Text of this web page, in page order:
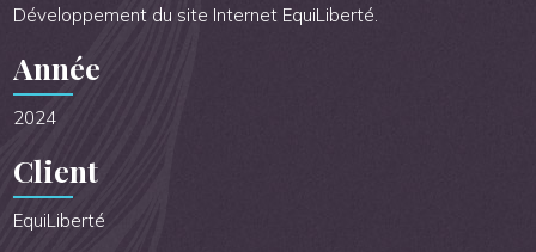
Développement du site Internet EquiLiberté.
Année
2024
Client
EquiLiberté